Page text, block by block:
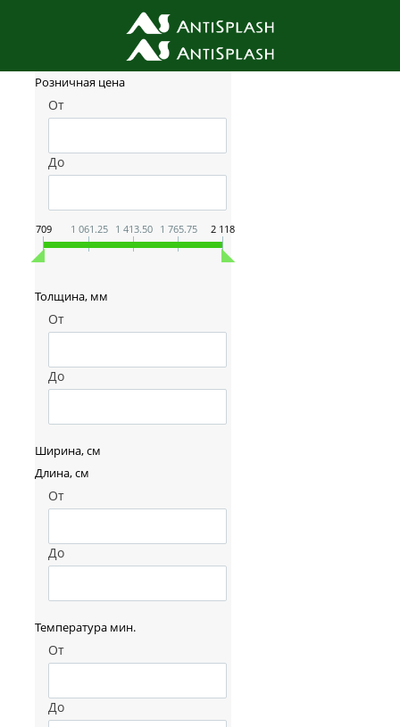
Фильтр товаров
Розничная цена
От
До
709 1 061.25 1 413.50 1 765.75 2 118
Толщина, мм
От
До
Ширина, см
Длина, см
От
До
Температура мин.
От
До